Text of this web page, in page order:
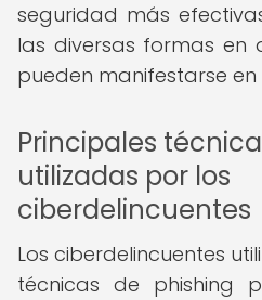
seguridad más
las diversas formas en
pueden manifestarse en
Principales
utilizadas por los
ciberdelincuentes
Los ciberdelincuentes
técnicas de phishing